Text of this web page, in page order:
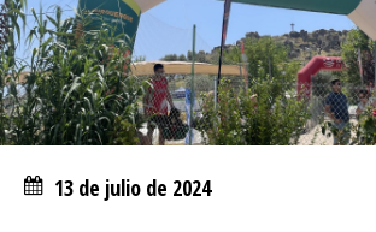
13 de julio de 2024